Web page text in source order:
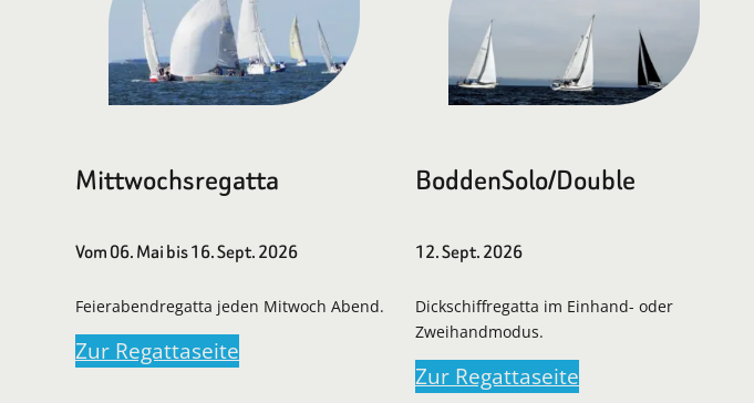
Mittwochsregatta
Vom 06. Mai bis 16. Sept. 2026
Feierabendregatta jeden Mitwoch Abend.
Zur Regattaseite
BoddenSolo/Double
12. Sept. 2026
Dickschiffregatta im Einhand- oder
Zweihandmodus.
Zur Regattaseite